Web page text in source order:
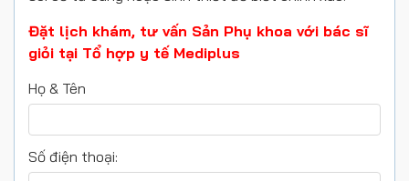
Đặt lịch khám, tư vấn Sản Phụ khoa với bác sĩ
giỏi tại Tổ hợp y tế Mediplus
Họ & Tên
Số điện thoại: